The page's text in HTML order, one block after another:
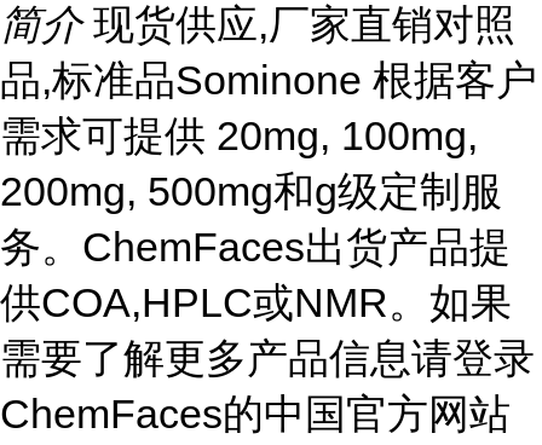
简介 现货供应,厂家直销对照
品,标准品Sominone 根据客户
需求可提供 20mg, 100mg,
200mg, 500mg和g级定制服
务。ChemFaces出货产品提
供COA,HPLC或NMR。如果
需要了解更多产品信息请登录
ChemFaces的中国官方网站